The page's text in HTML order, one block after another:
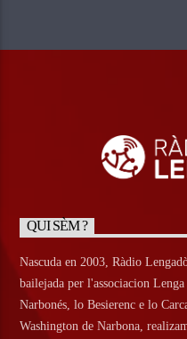
QUI SÈM ?
Nascuda en 2003, Ràdio
bailejada per l'associacion
Narbonés, lo Besierenc e lo
Washington de Narbona,